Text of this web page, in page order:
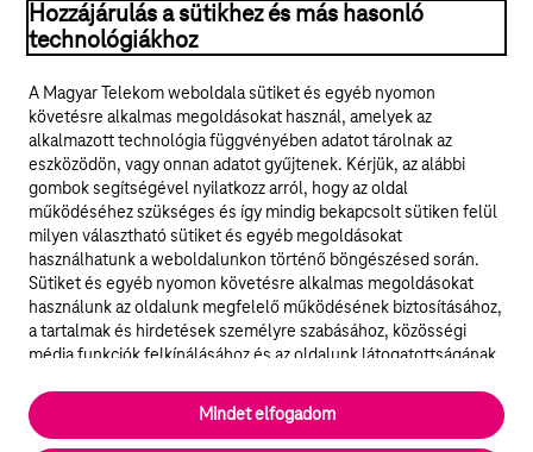
© 2026 Magyar Telekom Nyrt.
ÁSZF
Adatvédelem
Felhívások
Közösségi média
Cookie beállítások
Hozzájárulás a sütikhez és más hasonló
technológiákhoz
A Magyar Telekom weboldala sütiket és egyéb nyomon
követésre alkalmas megoldásokat használ, amelyek az
alkalmazott technológia függvényében adatot tárolnak az
eszközödön, vagy onnan adatot gyűjtenek. Kérjük, az alábbi
gombok segítségével nyilatkozz arról, hogy az oldal
működéséhez szükséges és így mindig bekapcsolt sütiken felül
milyen választható sütiket és egyéb megoldásokat
használhatunk a weboldalunkon történő böngészésed során.
Sütiket és egyéb nyomon követésre alkalmas megoldásokat
használunk az oldalunk megfelelő működésének biztosításához,
a tartalmak és hirdetések személyre szabásához, közösségi
média funkciók felkínálásához és az oldalunk látogatottságának
elengedhetetlenek a weboldal működéséhez és nem lehet
kikapcsolni őket a weboldal látogatása során rendszerünkből. A
Mindet elfogadom